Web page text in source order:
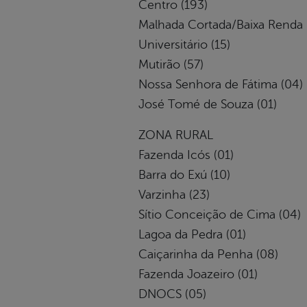
Centro (193)
Malhada Cortada/Baixa Renda
Universitário (15)
Mutirão (57)
Nossa Senhora de Fátima (04)
José Tomé de Souza (01)
ZONA RURAL
Fazenda Icós (01)
Barra do Exú (10)
Varzinha (23)
Sítio Conceição de Cima (04)
Lagoa da Pedra (01)
Caiçarinha da Penha (08)
Fazenda Joazeiro (01)
DNOCS (05)